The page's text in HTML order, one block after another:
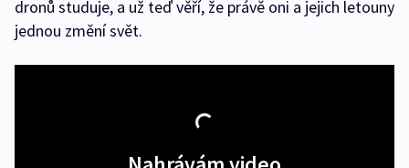
dronů studuje, a už teď věří, že právě oni a jejich letouny
jednou změní svět.